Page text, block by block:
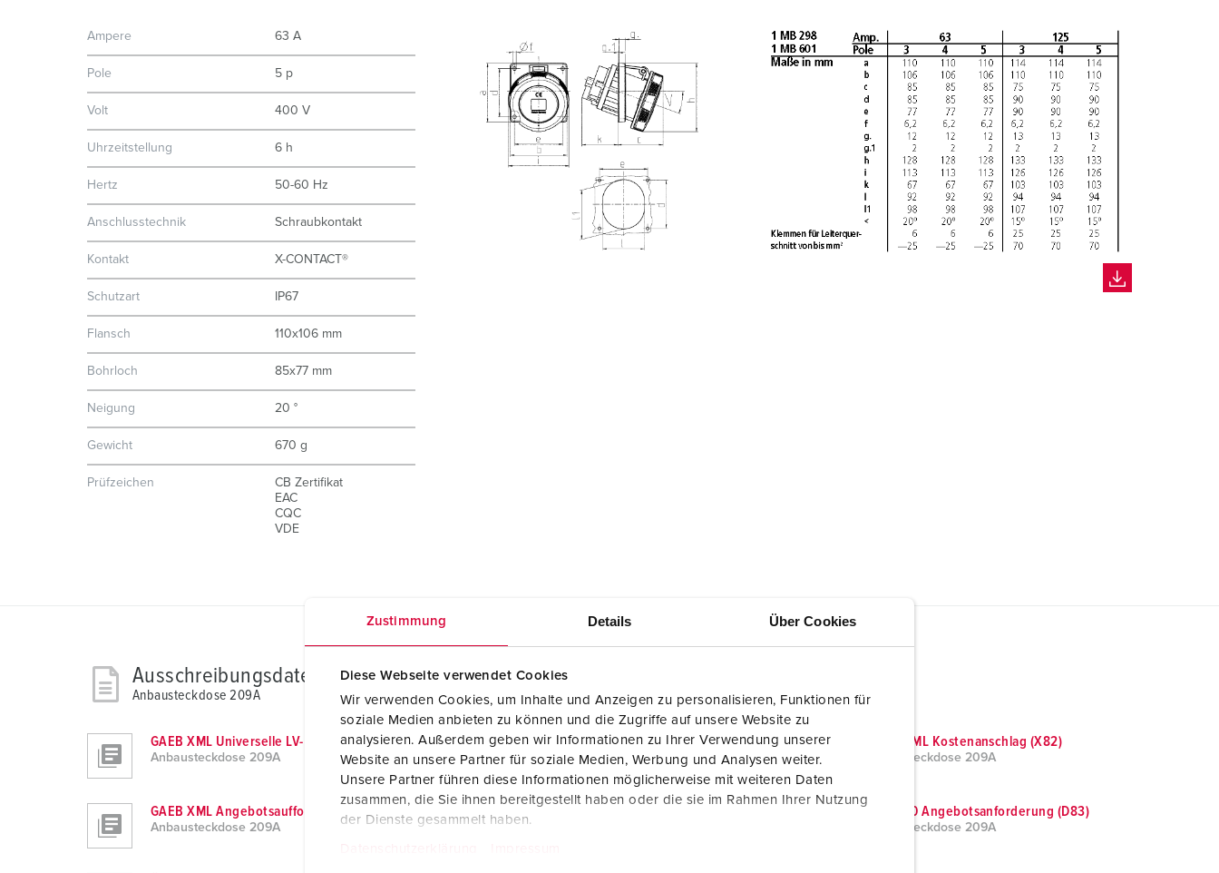
Zustimmung Details Über Cookies
Diese Webseite verwendet Cookies
Wir verwenden Cookies, um Inhalte und Anzeigen zu personalisieren, Funktionen für
soziale Medien anbieten zu können und die Zugriffe auf unsere Website zu
analysieren. Außerdem geben wir Informationen zu Ihrer Verwendung unserer
Website an unsere Partner für soziale Medien, Werbung und Analysen weiter.
Unsere Partner führen diese Informationen möglicherweise mit weiteren Daten
zusammen, die Sie ihnen bereitgestellt haben oder die sie im Rahmen Ihrer Nutzung
der Dienste gesammelt haben.
Ampere 63 A
Pole 5 p
Volt 400 V
Uhrzeitstellung 6 h
Hertz 50-60 Hz
Anschlusstechnik Schraubkontakt
Kontakt X-CONTACT®
Schutzart IP67
Flansch 110x106 mm
Bohrloch 85x77 mm
Neigung 20 °
Gewicht 670 g
Prüfzeichen
CB Zertifikat
EAC
CQC
VDE
Ausschreibungsdaten
Anbausteckdose 209A
GAEB XML Universelle LV-Daten (X80)
Anbausteckdose 209A
GAEB XML Leistungsverzeichnis (X81)
Anbausteckdose 209A
GAEB XML Kostenanschlag (X82)
Anbausteckdose 209A
GAEB XML Angebotsaufforderung (X83)
Anbausteckdose 209A
GAEB 90 Leistungsverzeichnis (D81)
Anbausteckdose 209A
GAEB 90 Angebotsanforderung (D83)
Anbausteckdose 209A